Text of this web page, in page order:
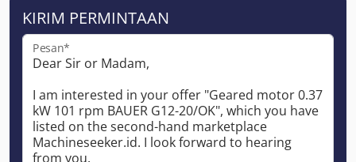
KIRIM PERMINTAAN
Pesan*